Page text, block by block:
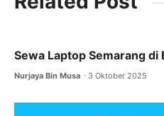
e
o
o
k
s
n
g
er
s
p
p
gr
m
Sewa Laptop Semarang di
Nurjaya Bin Musa 3 Oktober 2025